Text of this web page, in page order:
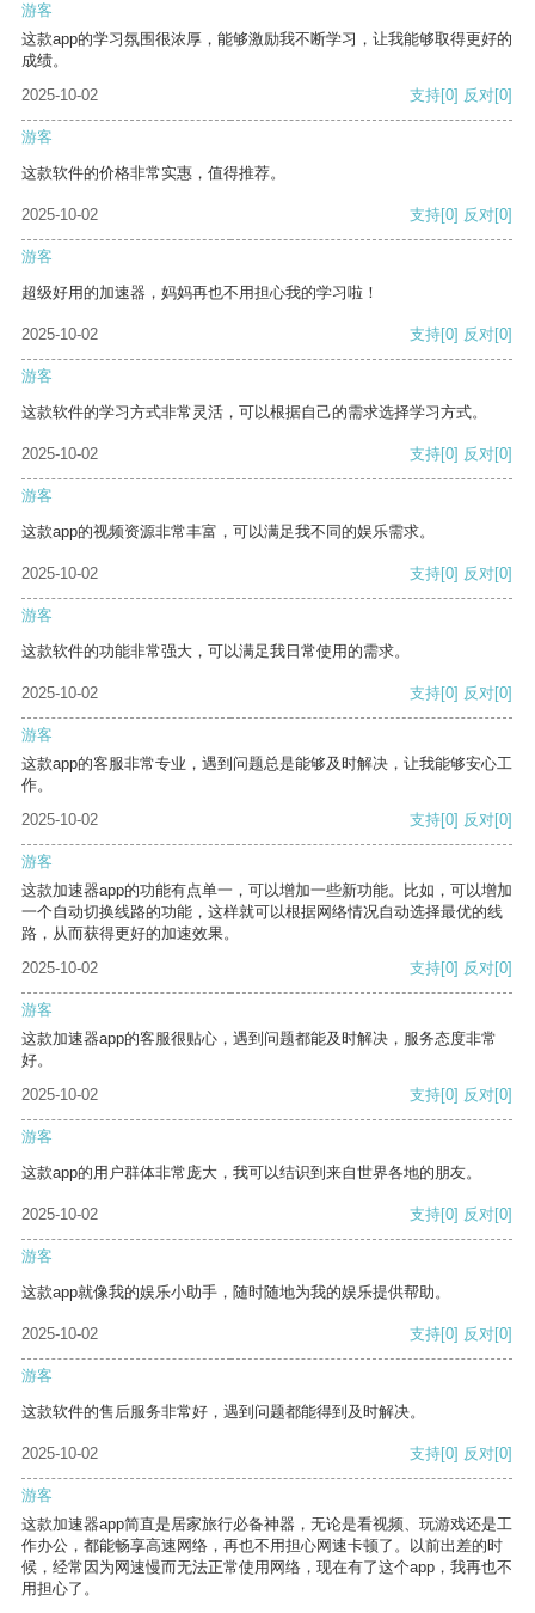
游客
这款app的学习氛围很浓厚，能够激励我不断学习，让我能够取得更好的
成绩。
2025-10-02
支持[0] 反对[0]
游客
这款软件的价格非常实惠，值得推荐。
2025-10-02 支持[0] 反对[0]
游客
超级好用的加速器，妈妈再也不用担心我的学习啦！
2025-10-02 支持[0] 反对[0]
游客
这款软件的学习方式非常灵活，可以根据自己的需求选择学习方式。
2025-10-02 支持[0] 反对[0]
游客
这款app的视频资源非常丰富，可以满足我不同的娱乐需求。
2025-10-02 支持[0] 反对[0]
游客
这款软件的功能非常强大，可以满足我日常使用的需求。
2025-10-02 支持[0] 反对[0]
游客
这款app的客服非常专业，遇到问题总是能够及时解决，让我能够安心工
作。
2025-10-02
支持[0] 反对[0]
游客
这款加速器app的功能有点单一，可以增加一些新功能。比如，可以增加
一个自动切换线路的功能，这样就可以根据网络情况自动选择最优的线
路，从而获得更好的加速效果。
2025-10-02
支持[0] 反对[0]
游客
这款加速器app的客服很贴心，遇到问题都能及时解决，服务态度非常
好。
2025-10-02
支持[0] 反对[0]
游客
这款app的用户群体非常庞大，我可以结识到来自世界各地的朋友。
2025-10-02 支持[0] 反对[0]
游客
这款app就像我的娱乐小助手，随时随地为我的娱乐提供帮助。
2025-10-02 支持[0] 反对[0]
游客
这款软件的售后服务非常好，遇到问题都能得到及时解决。
2025-10-02 支持[0] 反对[0]
游客
这款加速器app简直是居家旅行必备神器，无论是看视频、玩游戏还是工
作办公，都能畅享高速网络，再也不用担心网速卡顿了。以前出差的时
候，经常因为网速慢而无法正常使用网络，现在有了这个app，我再也不
用担心了。